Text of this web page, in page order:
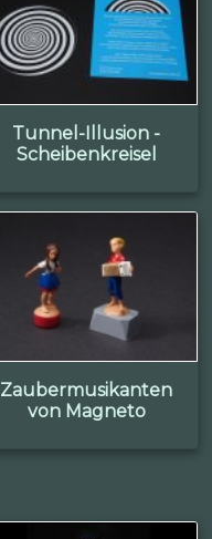
Tunnel-Illusion -
Scheibenkreisel
Zaubermusikanten
von Magneto